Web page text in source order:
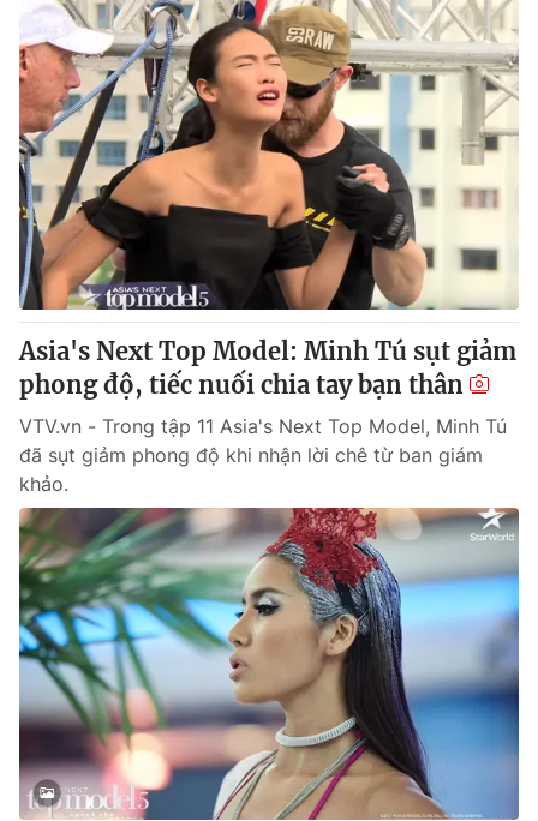
Video Shorts video
VTV Money VTV Thể thao
VTV Sức khoẻ Bất động sản
Thị trường 24h Tấm lòng Việt
VTV4 Vươn mình bằng AI
VTV9 VTV8
Liên hệ tòa soạn English
THỜI BÁO VTV
Theo dõi báo trên
Cơ quan chủ quản:Đài Truyền hình Việt Nam
Cơ quan báo chí:Thời báo VTV
Giấy phép hoạt động báo in và báo điện tử số 483/GP-BTTTT
cấp ngày 29/12/2023
Asia's Next Top Model: Minh Tú sụt giảm
phong độ, tiếc nuối chia tay bạn thân
VTV.vn - Trong tập 11 Asia's Next Top Model, Minh Tú
đã sụt giảm phong độ khi nhận lời chê từ ban giám
khảo.